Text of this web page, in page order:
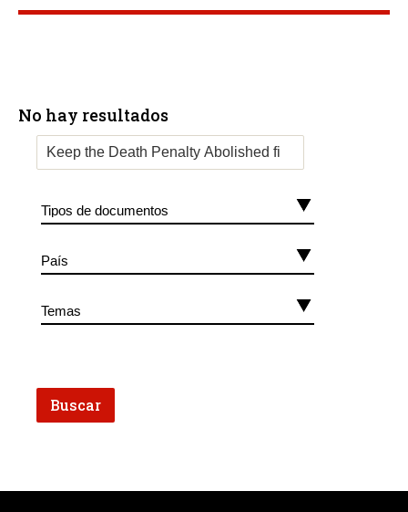
No hay resultados